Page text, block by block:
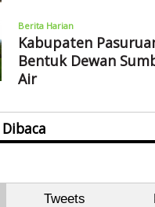
Berita Harian
Kabupaten
Bentuk Dewan
Air
Tweets